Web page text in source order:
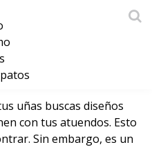
querrás tener en
uñas buscas diseños
con tus atuendos. Esto
Sin embargo, es un